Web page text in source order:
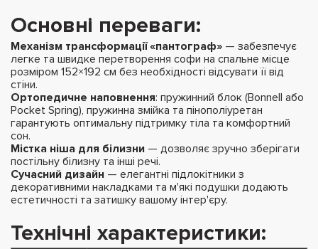
Основні переваги:
Механізм трансформації «пантограф» — забезпечує
легке та швидке перетворення софи на спальне місце
розміром 152×192 см без необхідності відсувати її від
стіни.
Ортопедичне наповнення: пружинний блок (Bonnell або
Pocket Spring), пружинна змійка та пінополіуретан
гарантують оптимальну підтримку тіла та комфортний
сон.
Містка ніша для білизни — дозволяє зручно зберігати
постільну білизну та інші речі.
Сучасний дизайн — елегантні підлокітники з
декоративними накладками та м'які подушки додають
естетичності та затишку вашому інтер'єру.
Технічні характеристики: